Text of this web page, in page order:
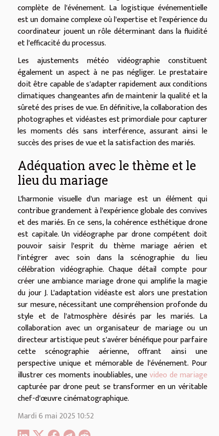
complète de l'événement. La logistique événementielle
est un domaine complexe où l'expertise et l'expérience du
coordinateur jouent un rôle déterminant dans la fluidité
et l'efficacité du processus.
Les ajustements météo vidéographie constituent
également un aspect à ne pas négliger. Le prestataire
doit être capable de s'adapter rapidement aux conditions
climatiques changeantes afin de maintenir la qualité et la
sûreté des prises de vue. En définitive, la collaboration des
photographes et vidéastes est primordiale pour capturer
les moments clés sans interférence, assurant ainsi le
succès des prises de vue et la satisfaction des mariés.
Adéquation avec le thème et le
lieu du mariage
L'harmonie visuelle d'un mariage est un élément qui
contribue grandement à l'expérience globale des convives
et des mariés. En ce sens, la cohérence esthétique drone
est capitale. Un vidéographe par drone compétent doit
pouvoir saisir l'esprit du thème mariage aérien et
l'intégrer avec soin dans la scénographie du lieu
célébration vidéographie. Chaque détail compte pour
créer une ambiance mariage drone qui amplifie la magie
du jour J. L'adaptation vidéaste est alors une prestation
sur mesure, nécessitant une compréhension profonde du
style et de l'atmosphère désirés par les mariés. La
collaboration avec un organisateur de mariage ou un
directeur artistique peut s'avérer bénéfique pour parfaire
cette scénographie aérienne, offrant ainsi une
perspective unique et mémorable de l'événement. Pour
illustrer ces moments inoubliables, unevideo de mariage
capturée par drone peut se transformer en un véritable
chef-d'œuvre cinématographique.
Mardi 6 mai 2025 10:52